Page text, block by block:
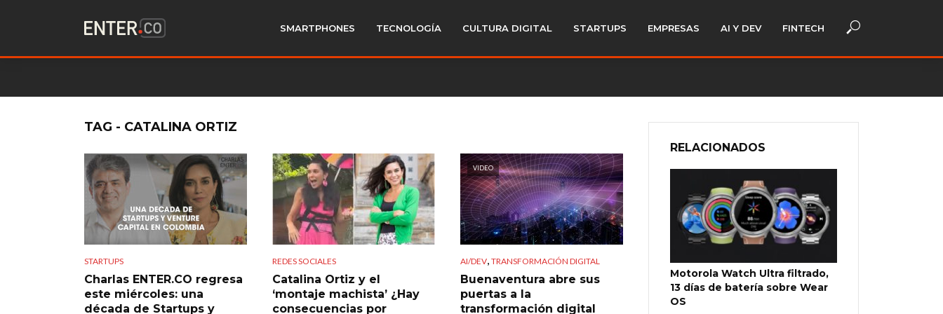
SMARTPHONES TECNOLOGÍA CULTURA DIGITAL STARTUPS EMPRESAS AI Y DEV FINTECH
TAG - CATALINA ORTIZ
STARTUPS
Charlas ENTER.CO regresa
este miércoles: una
década de Startups y
REDES SOCIALES
Catalina Ortiz y el
‘montaje machista’ ¿Hay
consecuencias por
VIDEO
AI/DEV, TRANSFORMACIÓN DIGITAL
Buenaventura abre sus
puertas a la
transformación digital
RELACIONADOS
Motorola Watch Ultra filtrado,
13 días de batería sobre Wear
OS